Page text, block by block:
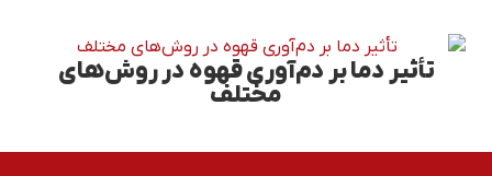
تأثیر دما بر دم‌آوری قهوه در روش‌های
مختلف